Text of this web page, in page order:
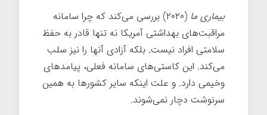
بیماری ما
(۲۰۲۰) بررسی می‌کند که چرا سامانه
مراقبت‌های بهداشتی آمریکا نه تنها قادر به حفظ
سلامتی افراد نیست. بلکه آزادی آنها را نیز سلب
می‌کند. این کاستی‌های سامانه فعلی، پیامدهای
وخیمی دارد. و علت اینکه سایر کشورها به همین
سرنوشت دچار نمی‌شوند.